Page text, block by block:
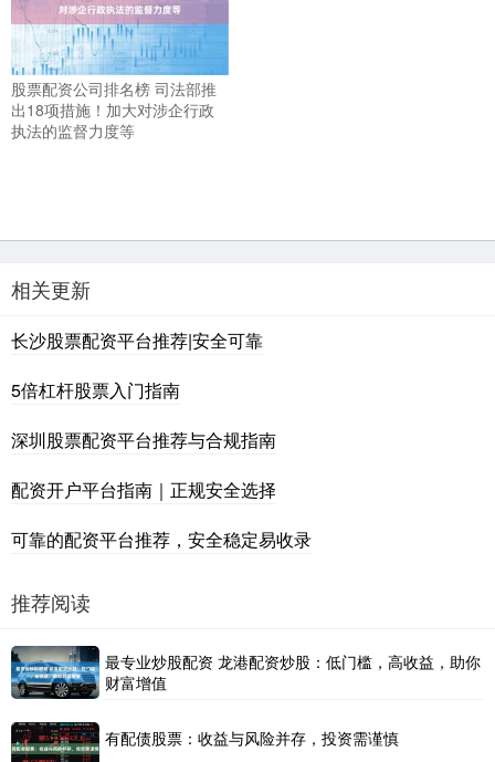
股票配资公司排名榜 司法部推
出18项措施！加大对涉企行政
执法的监督力度等
相关更新
长沙股票配资平台推荐|安全可靠
5倍杠杆股票入门指南
深圳股票配资平台推荐与合规指南
配资开户平台指南｜正规安全选择
可靠的配资平台推荐，安全稳定易收录
推荐阅读
最专业炒股配资 龙港配资炒股：低门槛，高收益，助你
财富增值
有配债股票：收益与风险并存，投资需谨慎